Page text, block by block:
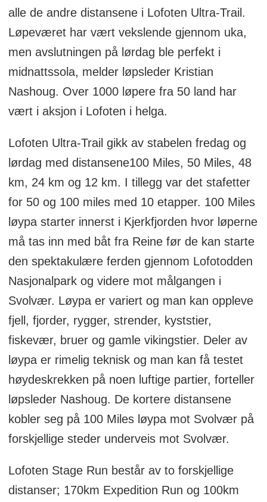
alle de andre distansene i Lofoten Ultra-Trail.
Løpeværet har vært vekslende gjennom uka,
men avslutningen på lørdag ble perfekt i
midnattssola, melder løpsleder Kristian
Nashoug. Over 1000 løpere fra 50 land har
vært i aksjon i Lofoten i helga.
Lofoten Ultra-Trail gikk av stabelen fredag og
lørdag med distansene100 Miles, 50 Miles, 48
km, 24 km og 12 km. I tillegg var det stafetter
for 50 og 100 miles med 10 etapper. 100 Miles
løypa starter innerst i Kjerkfjorden hvor løperne
må tas inn med båt fra Reine før de kan starte
den spektakulære ferden gjennom Lofotodden
Nasjonalpark og videre mot målgangen i
Svolvær. Løypa er variert og man kan oppleve
fjell, fjorder, rygger, strender, kyststier,
fiskevær, bruer og gamle vikingstier. Deler av
løypa er rimelig teknisk og man kan få testet
høydeskrekken på noen luftige partier, forteller
løpsleder Nashoug. De kortere distansene
kobler seg på 100 Miles løypa mot Svolvær på
forskjellige steder underveis mot Svolvær.
Lofoten Stage Run består av to forskjellige
distanser; 170km Expedition Run og 100km